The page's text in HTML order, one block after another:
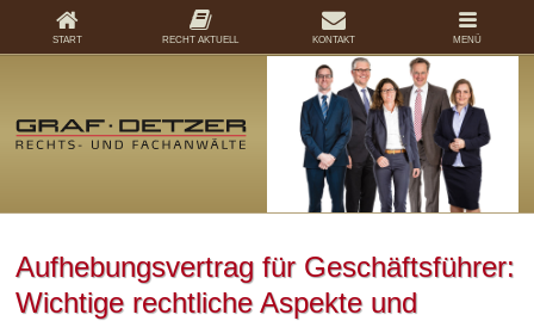
Aufhebungsvertrag für Geschäftsführer:
Wichtige rechtliche Aspekte und
START RECHT AKTUELL KONTAKT MENÜ